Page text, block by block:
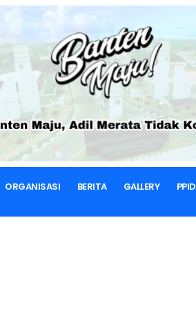
ORGANISASI BERITA GALLERY PPID
Informasi Berkala
BERANDA INFORMASI BERKALA